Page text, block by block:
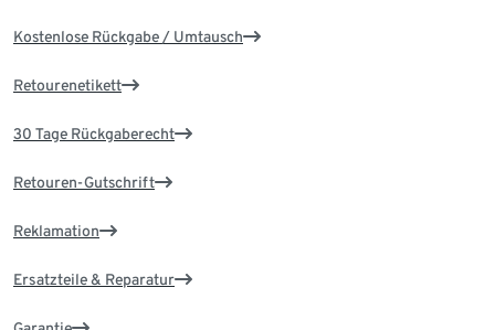
Kostenlose Rückgabe / Umtausch
Retourenetikett
30 Tage Rückgaberecht
Retouren-Gutschrift
Reklamation
Ersatzteile & Reparatur